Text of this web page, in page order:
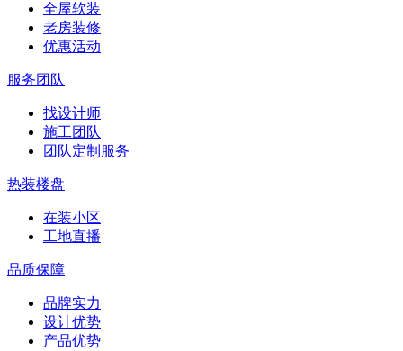
全屋软装
老房装修
优惠活动
服务团队
找设计师
施工团队
团队定制服务
热装楼盘
在装小区
工地直播
品质保障
品牌实力
设计优势
产品优势